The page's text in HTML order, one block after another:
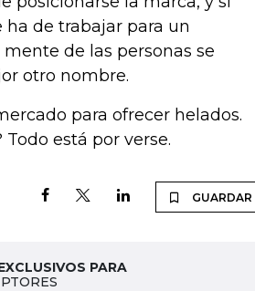
de trabajar para un
de las personas se
otro nombre.
para ofrecer helados.
está por verse.
GUARDAR
PARA